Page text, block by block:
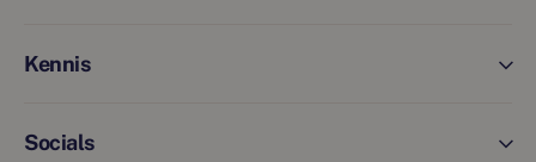
Kennis
Socials